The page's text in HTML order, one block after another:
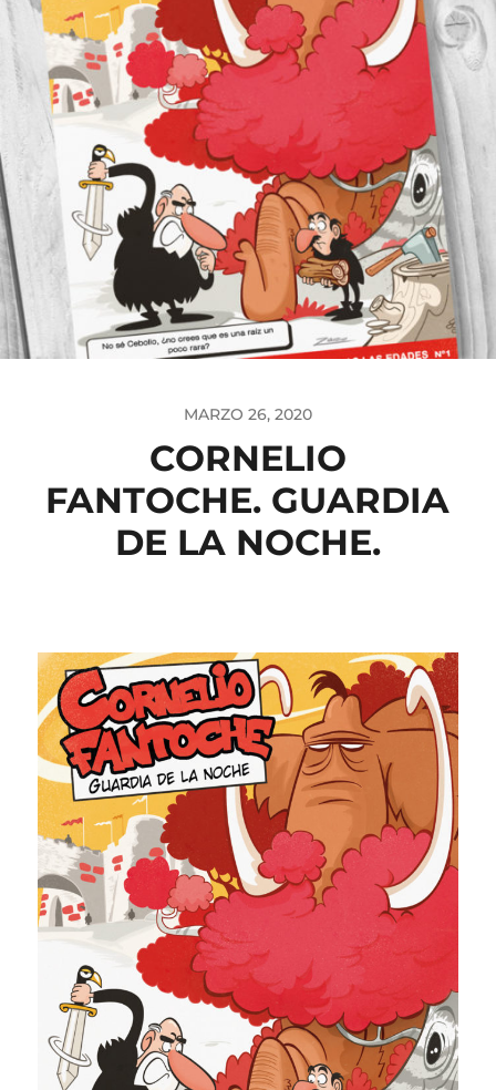
MARZO 26, 2020
CORNELIO
FANTOCHE. GUARDIA
DE LA NOCHE.